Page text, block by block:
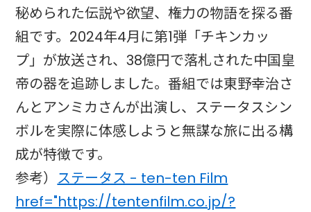
秘められた伝説や欲望、権力の物語を探る番
組です。2024年4月に第1弾「チキンカッ
プ」が放送され、38億円で落札された中国皇
帝の器を追跡しました。番組では東野幸治さ
んとアンミカさんが出演し、ステータスシン
ボルを実際に体感しようと無謀な旅に出る構
成が特徴です。
参考） ステータス - ten-ten Film
href="https://tentenfilm.co.jp/?